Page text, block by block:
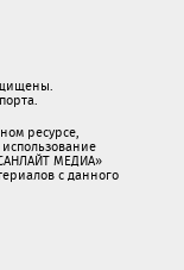
ресурсе,
МЕДИА»
с данного